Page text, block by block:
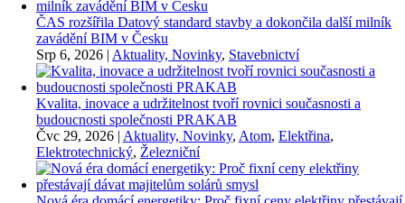
ČAS rozšířila Datový standard stavby a dokončila další milník
zavádění BIM v Česku
Srp 6, 2026 | Aktuality, Novinky, Stavebnictví
Kvalita, inovace a udržitelnost tvoří rovnici současnosti a
budoucnosti společnosti PRAKAB
Čvc 29, 2026 | Aktuality, Novinky, Atom, Elektřina,
Elektrotechnický, Železniční